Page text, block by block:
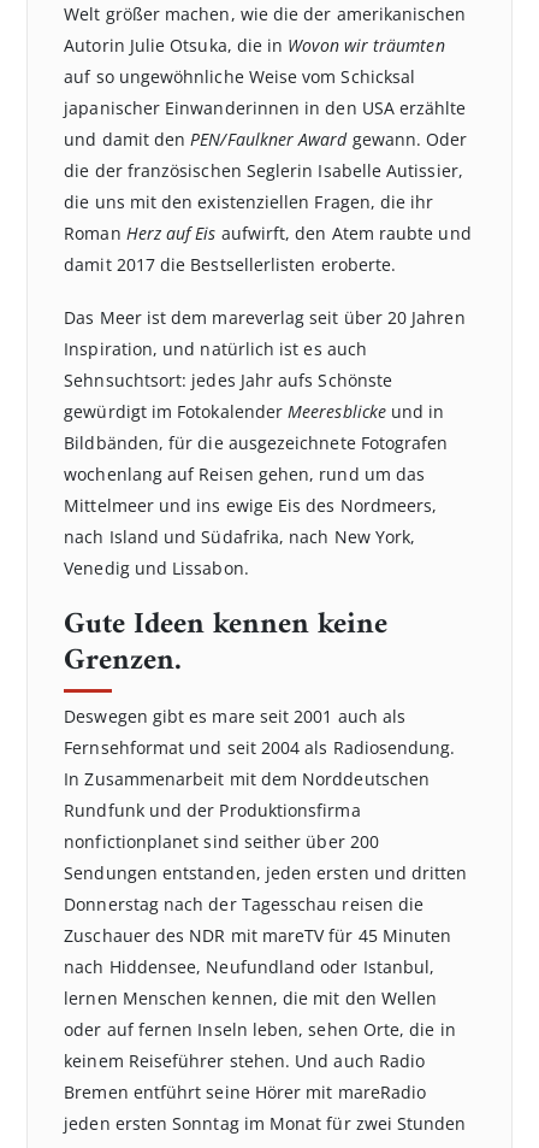
Welt größer machen, wie die der amerikanischen
Autorin Julie Otsuka, die in Wovon wir träumten
auf so ungewöhnliche Weise vom Schicksal
japanischer Einwanderinnen in den USA erzählte
und damit den PEN/Faulkner Awardgewann. Oder
die der französischen Seglerin Isabelle Autissier,
die uns mit den existenziellen Fragen, die ihr
Roman Herz auf Eis aufwirft, den Atem raubte und
damit 2017 die Bestsellerlisten eroberte.
Das Meer ist dem mareverlag seit über 20 Jahren
Inspiration, und natürlich ist es auch
Sehnsuchtsort: jedes Jahr aufs Schönste
gewürdigt im FotokalenderMeeresblickeund in
Bildbänden, für die ausgezeichnete Fotografen
wochenlang auf Reisen gehen, rund um das
Mittelmeer und ins ewige Eis des Nordmeers,
nach Island und Südafrika, nach New York,
Venedig und Lissabon.
Gute Ideen kennen keine
Grenzen.
Deswegen gibt es mare seit 2001 auch als
Fernsehformat und seit 2004 als Radiosendung.
In Zusammenarbeit mit dem Norddeutschen
Rundfunk und der Produktionsfirma
nonfictionplanet sind seither über 200
Sendungen entstanden, jeden ersten und dritten
Donnerstag nach der Tagesschau reisen die
Zuschauer des NDR mit mareTV für 45 Minuten
nach Hiddensee, Neufundland oder Istanbul,
lernen Menschen kennen, die mit den Wellen
oder auf fernen Inseln leben, sehen Orte, die in
keinem Reiseführer stehen. Und auch Radio
Bremen entführt seine Hörer mit mareRadio
jeden ersten Sonntag im Monat für zwei Stunden